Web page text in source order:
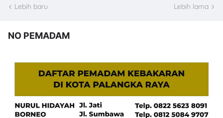
Lebih baru Lebih lama
NO PEMADAM